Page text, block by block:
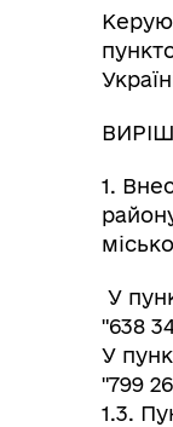
1.
У
"638
У
"799
1.3.